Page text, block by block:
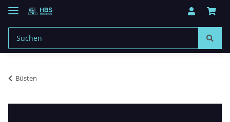
Büsten